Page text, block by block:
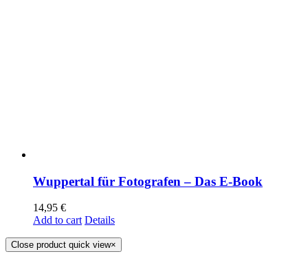
Wuppertal für Fotografen – Das E-Book
14,95 €
Add to cart Details
Close product quick view×